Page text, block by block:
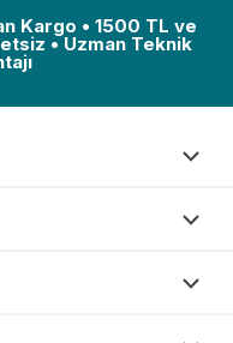
Kargo • 1500 TL ve
• Uzman Teknik